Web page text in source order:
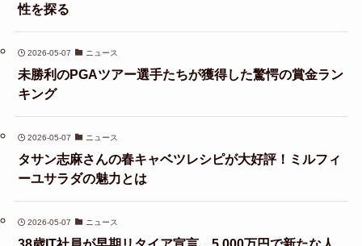
性を探る
2026-05-07 ニュース
未勝利のPGAツアー選手たちが獲得した驚愕の賞金ラン
キング
2026-05-07 ニュース
タサン志麻さんの春キャベツレシピが大好評！ミルフィ
ーユサラダの魅力とは
2026-05-07 ニュース